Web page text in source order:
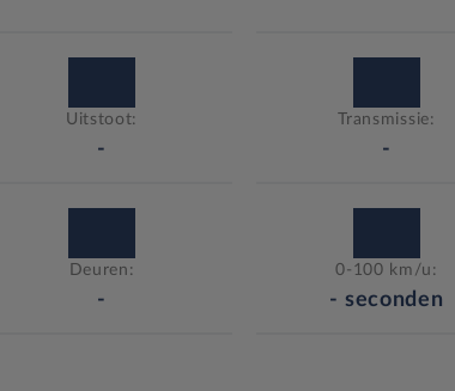
Uitstoot:
-
Transmissie:
-
Deuren:
-
0-100 km/u:
- seconden